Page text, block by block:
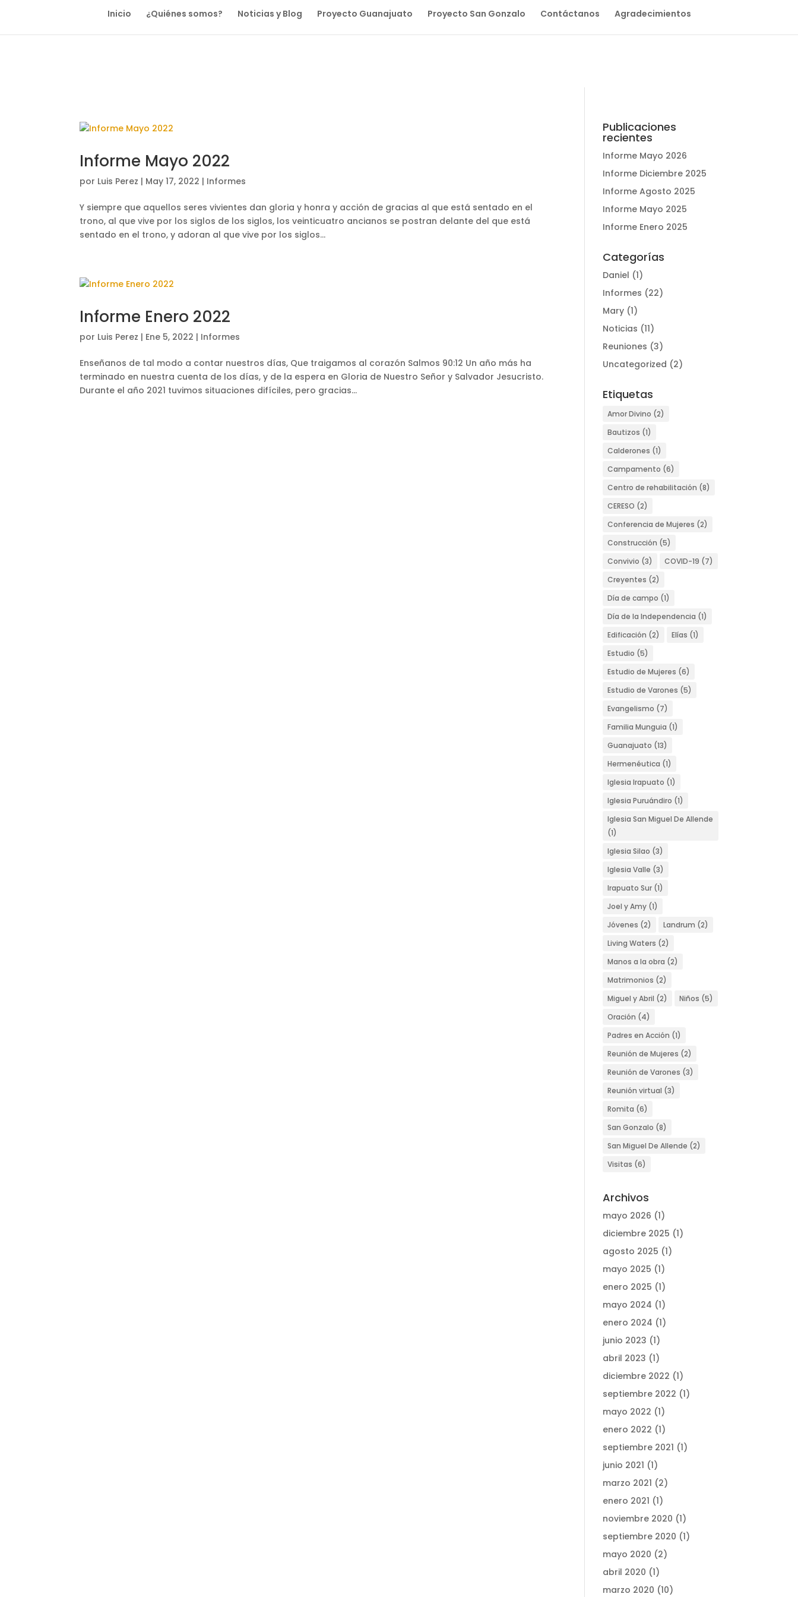
Inicio ¿Quiénes somos? Noticias y Blog Proyecto Guanajuato Proyecto San Gonzalo Contáctanos Agradecimientos
Informe Mayo 2022
por Luis Perez | May 17, 2022 | Informes
Y siempre que aquellos seres vivientes dan gloria y honra y acción de gracias al que está sentado en el
trono, al que vive por los siglos de los siglos, los veinticuatro ancianos se postran delante del que está
sentado en el trono, y adoran al que vive por los siglos...
Informe Enero 2022
por Luis Perez | Ene 5, 2022 | Informes
Enseñanos de tal modo a contar nuestros días, Que traigamos al corazón Salmos 90:12 Un año más ha
terminado en nuestra cuenta de los días, y de la espera en Gloria de Nuestro Señor y Salvador Jesucristo.
Durante el año 2021 tuvimos situaciones difíciles, pero gracias...
Publicaciones
recientes
Informe Mayo 2026
Informe Diciembre 2025
Informe Agosto 2025
Informe Mayo 2025
Informe Enero 2025
Categorías
Daniel (1)
Informes (22)
Mary (1)
Noticias (11)
Reuniones (3)
Uncategorized (2)
Etiquetas
Amor Divino (2)
Bautizos (1)
Calderones (1)
Campamento (6)
Centro de rehabilitación (8)
CERESO (2)
Conferencia de Mujeres (2)
Construcción (5)
Convivio (3) COVID-19 (7)
Creyentes (2)
Día de campo (1)
Día de la Independencia (1)
Edificación (2) Elías (1)
Estudio (5)
Estudio de Mujeres (6)
Estudio de Varones (5)
Evangelismo (7)
Familia Munguia (1)
Guanajuato (13)
Hermenéutica (1)
Iglesia Irapuato (1)
Iglesia Puruándiro (1)
Iglesia San Miguel De Allende
(1)
Iglesia Silao (3)
Iglesia Valle (3)
Irapuato Sur (1)
Joel y Amy (1)
Jóvenes (2) Landrum (2)
Living Waters (2)
Manos a la obra (2)
Matrimonios (2)
Miguel y Abril (2) Niños (5)
Oración (4)
Padres en Acción (1)
Reunión de Mujeres (2)
Reunión de Varones (3)
Reunión virtual (3)
Romita (6)
San Gonzalo (8)
San Miguel De Allende (2)
Visitas (6)
Archivos
mayo 2026 (1)
diciembre 2025 (1)
agosto 2025 (1)
mayo 2025 (1)
enero 2025 (1)
mayo 2024 (1)
enero 2024 (1)
junio 2023 (1)
abril 2023 (1)
diciembre 2022 (1)
septiembre 2022 (1)
mayo 2022 (1)
enero 2022 (1)
septiembre 2021 (1)
junio 2021 (1)
marzo 2021 (2)
enero 2021 (1)
noviembre 2020 (1)
septiembre 2020 (1)
mayo 2020 (2)
abril 2020 (1)
marzo 2020 (10)